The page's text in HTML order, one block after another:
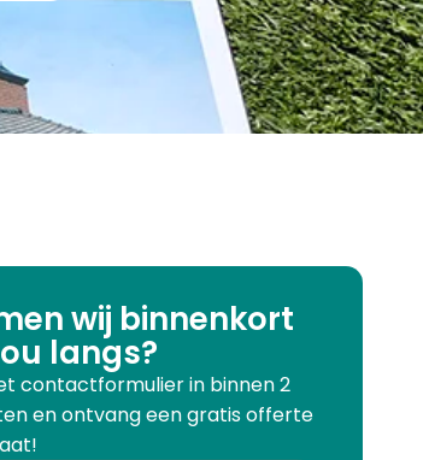
wij binnenkort
langs?
contactformulier in binnen 2
en ontvang een gratis offerte